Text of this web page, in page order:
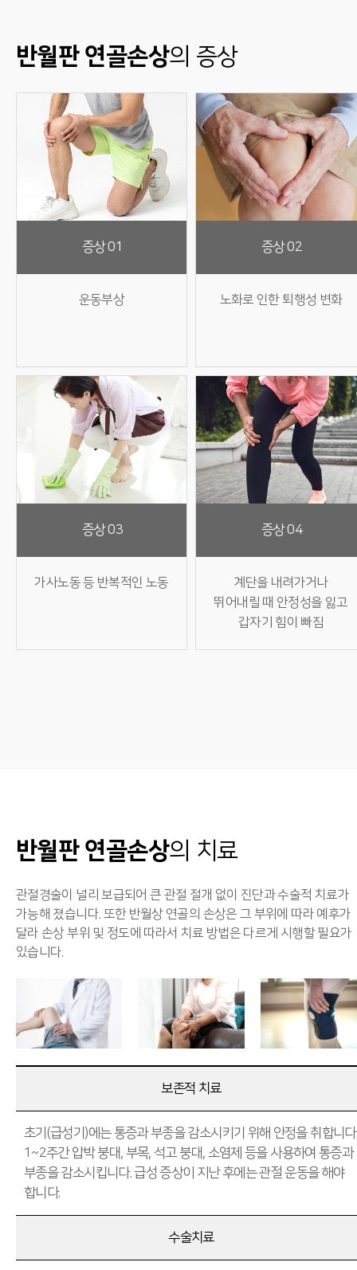
반월판 연골손상의 증상
증상 01
운동부상
증상 02
노화로 인한 퇴행성 변화
증상 03
가사노동 등 반복적인 노동
증상 04
계단을 내려가거나
뛰어내릴 때 안정성을 잃고
갑자기 힘이 빠짐
반월판 연골손상의 치료
관절경술이 널리 보급되어 큰 관절 절개 없이 진단과 수술적 치료가
가능해 졌습니다. 또한 반월상 연골의 손상은 그 부위에 따라 예후가
달라 손상 부위 및 정도에 따라서 치료 방법은 다르게 시행할 필요가
있습니다.
보존적 치료
초기(급성기)에는 통증과 부종을 감소시키기 위해 안정을 취합니다.
1~2주간 압박 붕대, 부목, 석고 붕대, 소염제 등을 사용하여 통증과
부종을 감소시킵니다. 급성 증상이 지난 후에는 관절 운동을 해야
합니다.
수술치료